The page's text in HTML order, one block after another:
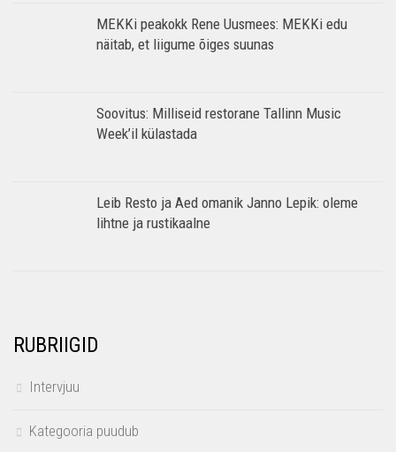
MEKKi peakokk Rene Uusmees: MEKKi edu
näitab, et liigume õiges suunas
Soovitus: Milliseid restorane Tallinn Music
Week’il külastada
Leib Resto ja Aed omanik Janno Lepik: oleme
lihtne ja rustikaalne
RUBRIIGID
Intervjuu
Kategooria puudub